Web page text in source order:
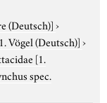
(Deutsch)]›
Vögel (Deutsch)]›
[1.
spec.